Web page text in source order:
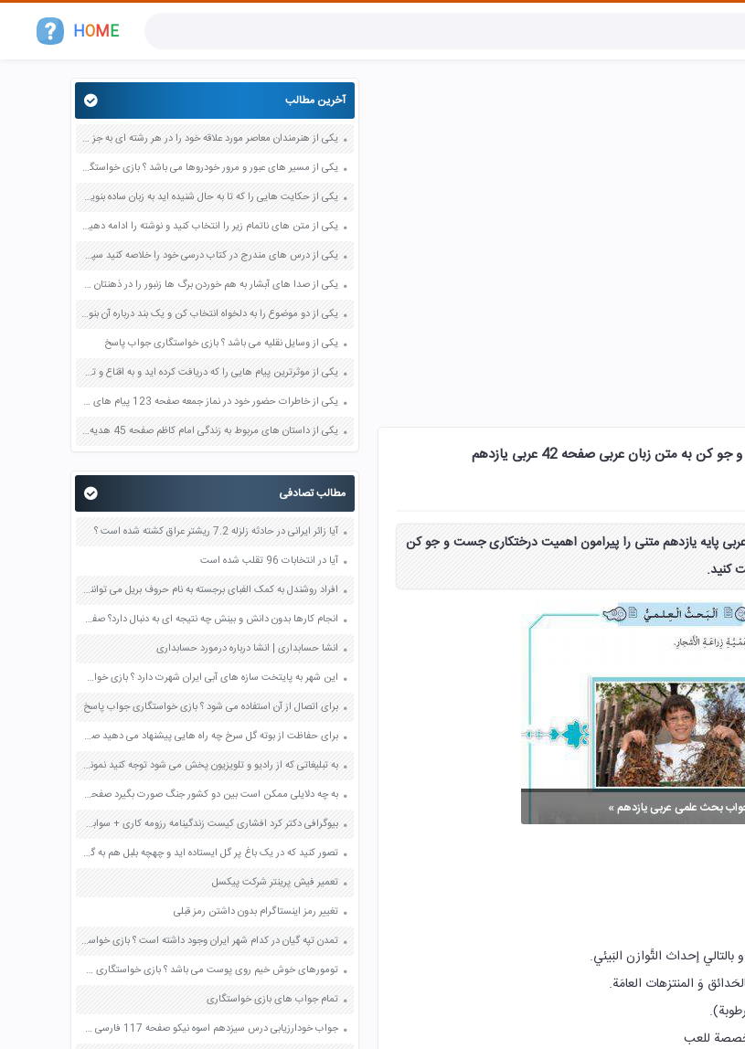
HOME
متن زبان عربی صفحه 42 عربی یازدهم
علمی تحقیق صفحه ۴۲ کتاب عربی پایه یازدهم متنی را پیرامون اهمیت درختکاری جست و جو کن
کنید.
آخرین مطالب
یکی از هنرمندان معاصر مورد علاقه خود را در هر رشته ای به جز عکاسی صفحه 69 فرهنگ و هنر نهم
یکی از مسیر های عبور و مرور خودروها می باشد ؟ بازی خواستگاری جواب پاسخ
یکی از حکایت هایی را که تا به حال شنیده اید به زبان ساده بنویسید صفحه 97 نگارش ششم دبستان
یکی از متن های ناتمام زیر را انتخاب کنید و نوشته را ادامه دهید صفحه 73 و 74 کتاب نگارش فارسی پنجم دبستان
یکی از درس های مندرج در کتاب درسی خود را خلاصه کنید سپس متن خلاصه شده را با بهره گیری از روش های دسته بندی نمودار جدول نقشه مفهومی نشان دهید صفحه 118 نگارش یازدهم
یکی از صدا های آبشار به هم خوردن برگ ها زنبور را در ذهنتان مجسم کنید و درباره آن یک بند بنویسید صفحه 11 نگارش پنجم
یکی از دو موضوع را به دلخواه انتخاب کن و یک بند درباره آن بنویس صفحه 35 کتاب نگارش فارسی سوم
یکی از وسایل نقلیه می باشد ؟ بازی خواستگاری جواب پاسخ
یکی از موثرترین پیام هایی را که دریافت کرده اید و به اقناع و تغییری جدی در شما منجر شده است برسی کنید و علت این تاثیر گذاری قابل توجه را بنویسید صفحه 52 تفکر و سواد رسانه ای دهم
یکی از خاطرات حضور خود در نماز جمعه صفحه 123 پیام های آسمان هفتم
یکی از داستان های مربوط به زندگی امام کاظم صفحه 45 هدیه های آسمان چهارم
مطالب تصادفی
آیا زائر ایرانی در حادثه زلزله 7.2 ریشتر عراق کشته شده است ؟
آیا در انتخابات 96 تقلب شده است
افراد روشندل به کمک الفبای برجسته به نام حروف بریل می توانند بخوانند چرا این افراد برای خواندن از سرانگشتان خود استفاده می کنند؟ صفحه 60 علوم پنجم
انجام کارها بدون دانش و بینش چه نتیجه ای به دنبال دارد؟ صفحه 140 پیام های آسمان هفتم
انشا حسابداری | انشا درباره درمورد حسابداری
این شهر به پایتخت سازه های آبی ایران شهرت دارد ؟ بازی خواستگاری جواب پاسخ
برای اتصال از آن استفاده می شود ؟ بازی خواستگاری جواب پاسخ
برای حفاظت از بوته گل سرخ چه راه هایی پیشنهاد می دهید صفحه 86 علوم چهارم
به تبلیغاتی که از رادیو و تلویزیون پخش می شود توجه کنید نمونه هایی که شعار های بهتری دارند صفحه 41 فرهنگ و هنر نهم
به چه دلایلی ممکن است بین دو کشور جنگ صورت بگیرد صفحه 18 آمادگی دفاعی نهم
بیوگرافی دکتر کرد افشاری کیست زندگینامه رزومه کاری + سوابق طبابت
تصور کنید که در یک باغ پر گل ایستاده اید و چهچه بلبل هم به گوش می‌رسد گفت و گوی خیالی میان بلبل و گل را در یک بند بنویسید صفحه 85 نگارش فارسی ششم
تعمیر فیش پرینتر شرکت پیکسل
تغییر رمز اینستاگرام بدون داشتن رمز قبلی
تمدن تپه گیان در کدام شهر ایران وجود داشته است ؟ بازی خواستگاری جواب پاسخ
تومورهای خوش خیم روی پوست می باشد ؟ بازی خواستگاری جواب پاسخ
تمام جواب های بازی خواستگاری
جواب خودارزیابی درس سیزدهم اسوه نیکو صفحه 117 فارسی هفتم